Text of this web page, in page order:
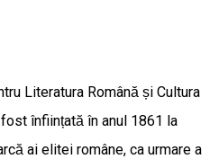
Literatura Română și Cultura
înființată în anul 1861 la
ai elitei române, ca urmare a